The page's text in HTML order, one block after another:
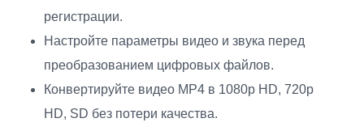
регистрации.
Настройте параметры видео и звука перед
преобразованием цифровых файлов.
Конвертируйте видео MP4 в 1080p HD, 720p
HD, SD без потери качества.